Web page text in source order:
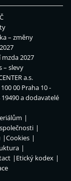
– změny
2027
– slevy
a.s.
00 Praha 10 -
19490 a dodavatelé
Cookies
Etický kodex